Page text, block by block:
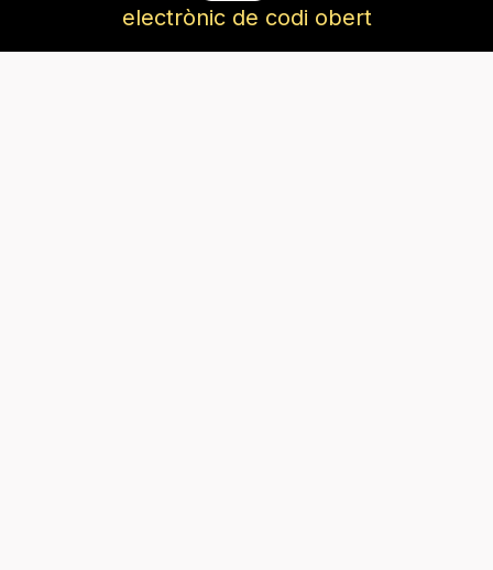
electrònic de codi obert